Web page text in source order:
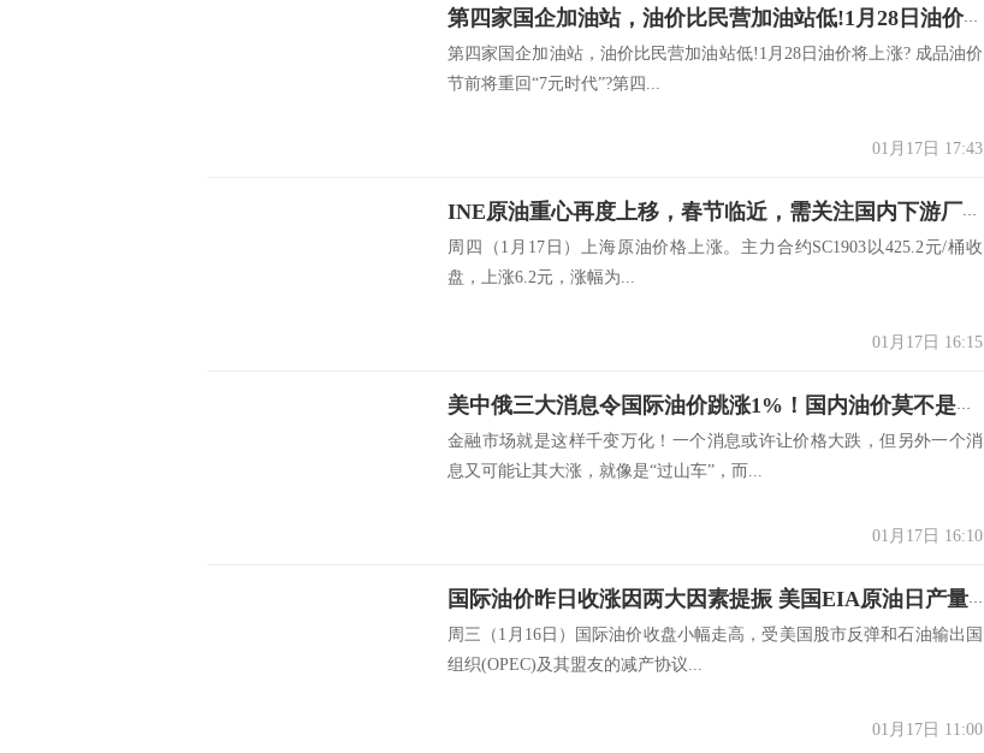
第四家国企加油站，油价比民营加油站低!1月28日油价将上涨?
第四家国企加油站，油价比民营加油站低!1月28日油价将上涨? 成品油价
节前将重回“7元时代”?第四...
01月17日 17:43
INE原油重心再度上移，春节临近，需关注国内下游厂商一大动作
周四（1月17日）上海原油价格上涨。主力合约SC1903以425.2元/桶收
盘，上涨6.2元，涨幅为...
01月17日 16:15
美中俄三大消息令国际油价跳涨1%！国内油价莫不是又要涨？
金融市场就是这样千变万化！一个消息或许让价格大跌，但另外一个消
息又可能让其大涨，就像是“过山车”，而...
01月17日 16:10
国际油价昨日收涨因两大因素提振 美国EIA原油日产量创纪录达1190万桶！
周三（1月16日）国际油价收盘小幅走高，受美国股市反弹和石油输出国
组织(OPEC)及其盟友的减产协议...
01月17日 11:00